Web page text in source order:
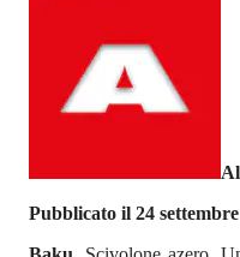
Pubblicato il 24